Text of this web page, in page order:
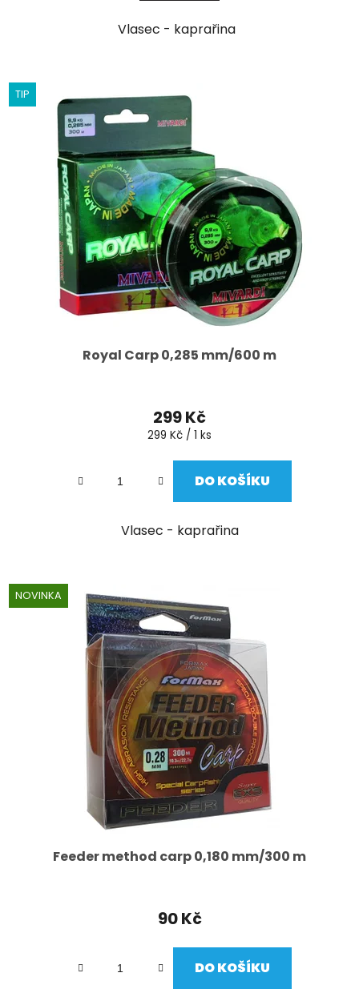
Vlasec - kaprařina
TIP
Royal Carp 0,285 mm/600 m
299 Kč
Měrná
299 Kč / 1 ks
DO KOŠÍKU
Vlasec - kaprařina
NOVINKA
Feeder method carp 0,180 mm/300 m
90 Kč
DO KOŠÍKU